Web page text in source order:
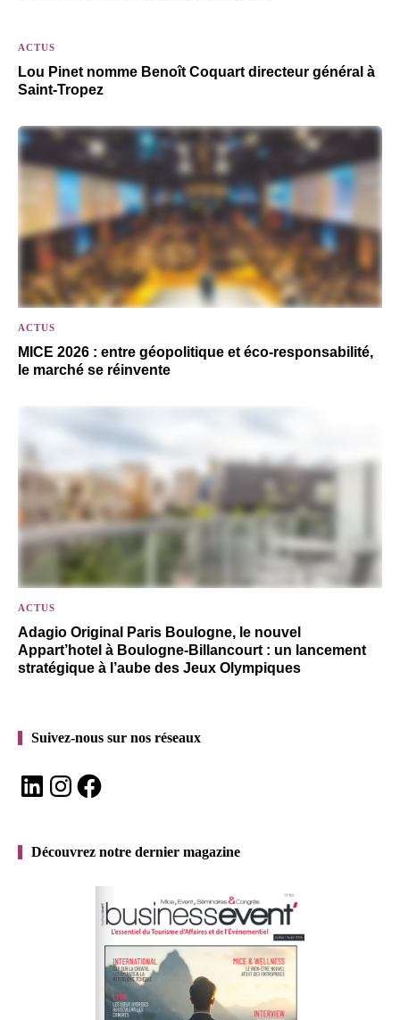
ACTUS
Lou Pinet nomme Benoît Coquart directeur général à
Saint-Tropez
ACTUS
MICE 2026 : entre géopolitique et éco-responsabilité,
le marché se réinvente
ACTUS
Adagio Original Paris Boulogne, le nouvel
Appart’hotel à Boulogne-Billancourt : un lancement
stratégique à l’aube des Jeux Olympiques
Suivez-nous sur nos réseaux
LinkedInInstagramFacebook
Découvrez notre dernier magazine